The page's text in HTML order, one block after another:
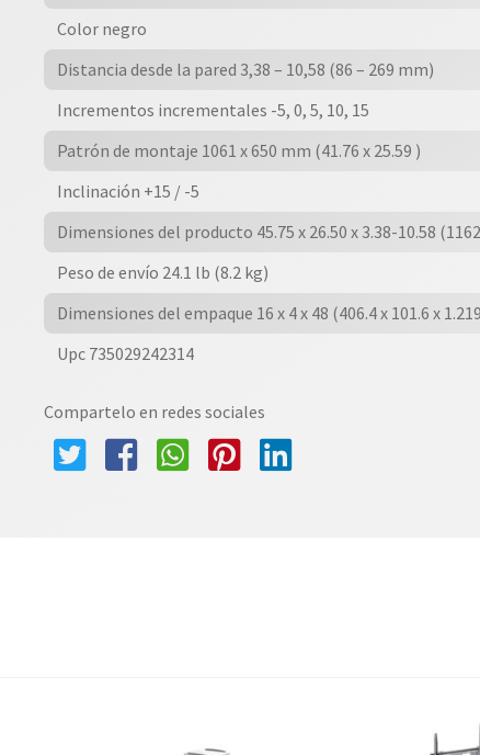
Color negro
Distancia desde la pared 3,38 – 10,58 (86 – 269 mm)
Incrementos incrementales -5, 0, 5, 10, 15
Patrón de montaje 1061 x 650 mm (41.76 x 25.59 )
Inclinación +15 / -5
Dimensiones del producto 45.75 x 26.50 x 3.38-10.58
Peso de envío 24.1 lb (8.2 kg)
Dimensiones del empaque 16 x 4 x 48 (406.4 x 101.6 x
Upc 735029242314
Compartelo en redes sociales